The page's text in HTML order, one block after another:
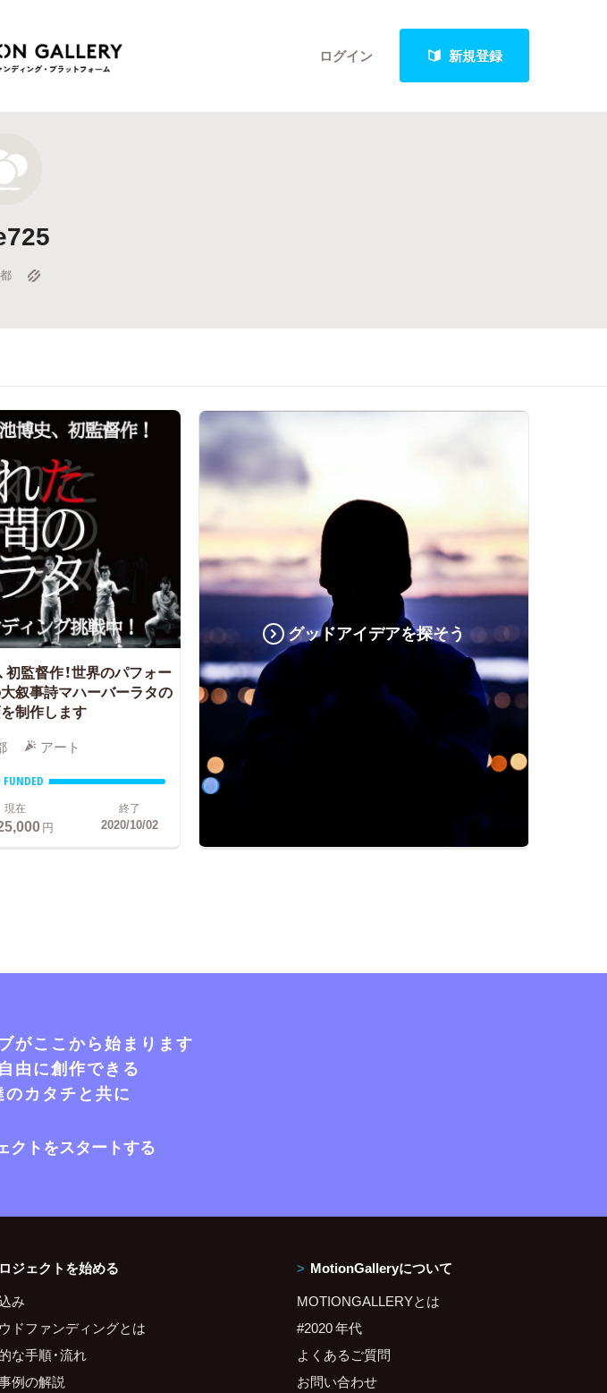
ログイン 新規登録
ェクト
ーから探す
初監督作！世界のパフォー
叙事詩マハーバーラタの
制作します
アート
FUNDED
現在
円
終了
2020/10/02
グッドアイデアを探そう
がここから始まります
由に創作できる
カタチと共に
クトをスタートする
ジェクトを始める
み
ドファンディングとは
な手順・流れ
例の解説
MotionGalleryについて
MOTIONGALLERYとは
#2020 年代
よくあるご質問
お問い合わせ